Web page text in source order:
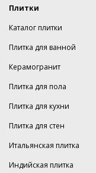
Плитки
Каталог плитки
Плитка для ванной
Керамогранит
Плитка для пола
Плитка для кухни
Плитка для стен
Итальянская плитка
Индийская плитка